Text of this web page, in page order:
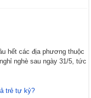
hết các địa phương thuộc
nghè sau ngày 31/5, tức
trẻ tự kỷ?